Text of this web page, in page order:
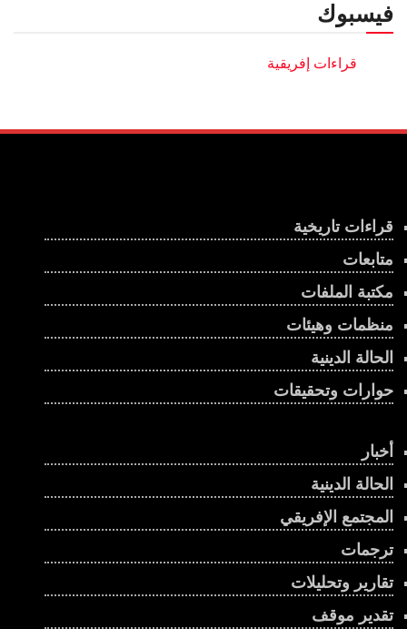
فيسبوك
قراءات تاريخية
متابعات
مكتبة الملفات
منظمات وهيئات
الحالة الدينية
حوارات وتحقيقات
أخبار
الحالة الدينية
المجتمع الإفريقي
ترجمات
تقارير وتحليلات
تقدير موقف